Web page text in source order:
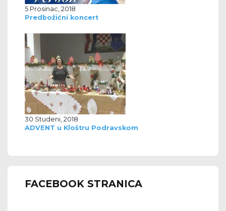
5 Prosinac, 2018
Predbožićni koncert
30 Studeni, 2018
ADVENT u Kloštru Podravskom
FACEBOOK STRANICA